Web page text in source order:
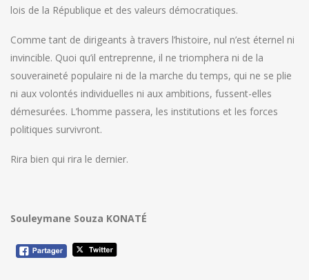
lois de la République et des valeurs démocratiques.
Comme tant de dirigeants à travers l’histoire, nul n’est éternel ni
invincible. Quoi qu’il entreprenne, il ne triomphera ni de la
souveraineté populaire ni de la marche du temps, qui ne se plie
ni aux volontés individuelles ni aux ambitions, fussent-elles
démesurées. L’homme passera, les institutions et les forces
politiques survivront.
Rira bien qui rira le dernier.
Souleymane Souza KONATÉ